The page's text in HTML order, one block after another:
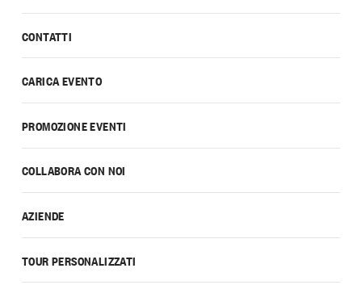
CONTATTI
CARICA EVENTO
PROMOZIONE EVENTI
COLLABORA CON NOI
AZIENDE
TOUR PERSONALIZZATI